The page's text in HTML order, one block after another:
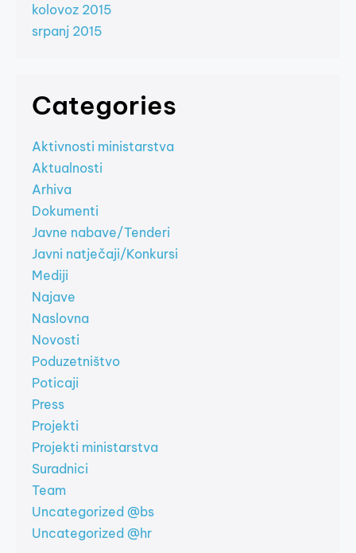
kolovoz 2015
srpanj 2015
Categories
Aktivnosti ministarstva
Aktualnosti
Arhiva
Dokumenti
Javne nabave/Tenderi
Javni natječaji/Konkursi
Mediji
Najave
Naslovna
Novosti
Poduzetništvo
Poticaji
Press
Projekti
Projekti ministarstva
Suradnici
Team
Uncategorized @bs
Uncategorized @hr